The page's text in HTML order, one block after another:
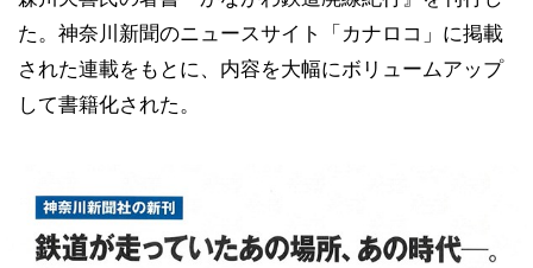
た。神奈川新聞のニュースサイト「カナロコ」に掲載
された連載をもとに、内容を大幅にボリュームアップ
して書籍化された。